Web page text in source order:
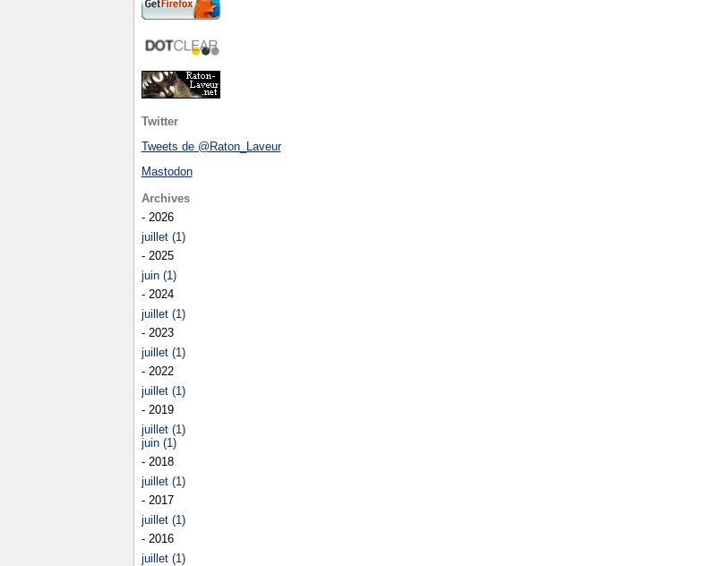
Twitter
Tweets de @Raton_Laveur
Mastodon
Archives
- 2026
juillet (1)
- 2025
juin (1)
- 2024
juillet (1)
- 2023
juillet (1)
- 2022
juillet (1)
- 2019
juillet (1)
juin (1)
- 2018
juillet (1)
- 2017
juillet (1)
- 2016
juillet (1)